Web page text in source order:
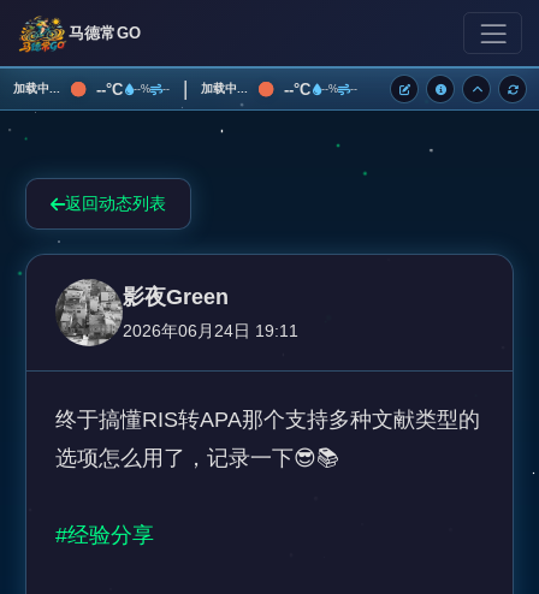
马德常GO
加载中... --°C --% -- | 加载中... --°C --% --
返回动态列表
影夜Green
2026年06月24日 19:11
终于搞懂RIS转APA那个支持多种文献类型的
选项怎么用了，记录一下😎📚
#经验分享